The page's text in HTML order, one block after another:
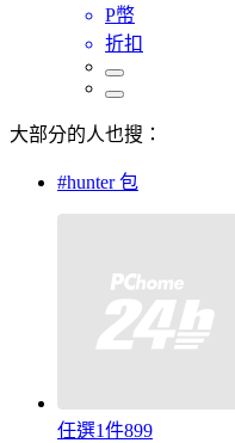
P幣
折扣
大部分的人也搜：
#hunter 包
任選1件899